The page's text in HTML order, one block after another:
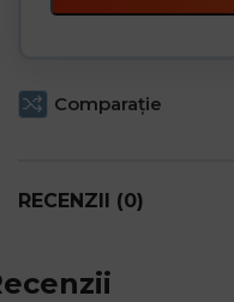
Comparaţie
RECENZII (0)